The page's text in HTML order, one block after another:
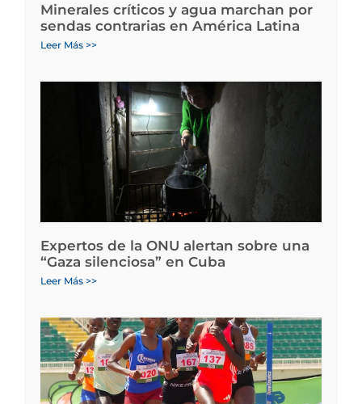
Minerales críticos y agua marchan por
sendas contrarias en América Latina
Leer Más >>
Expertos de la ONU alertan sobre una
“Gaza silenciosa” en Cuba
Leer Más >>